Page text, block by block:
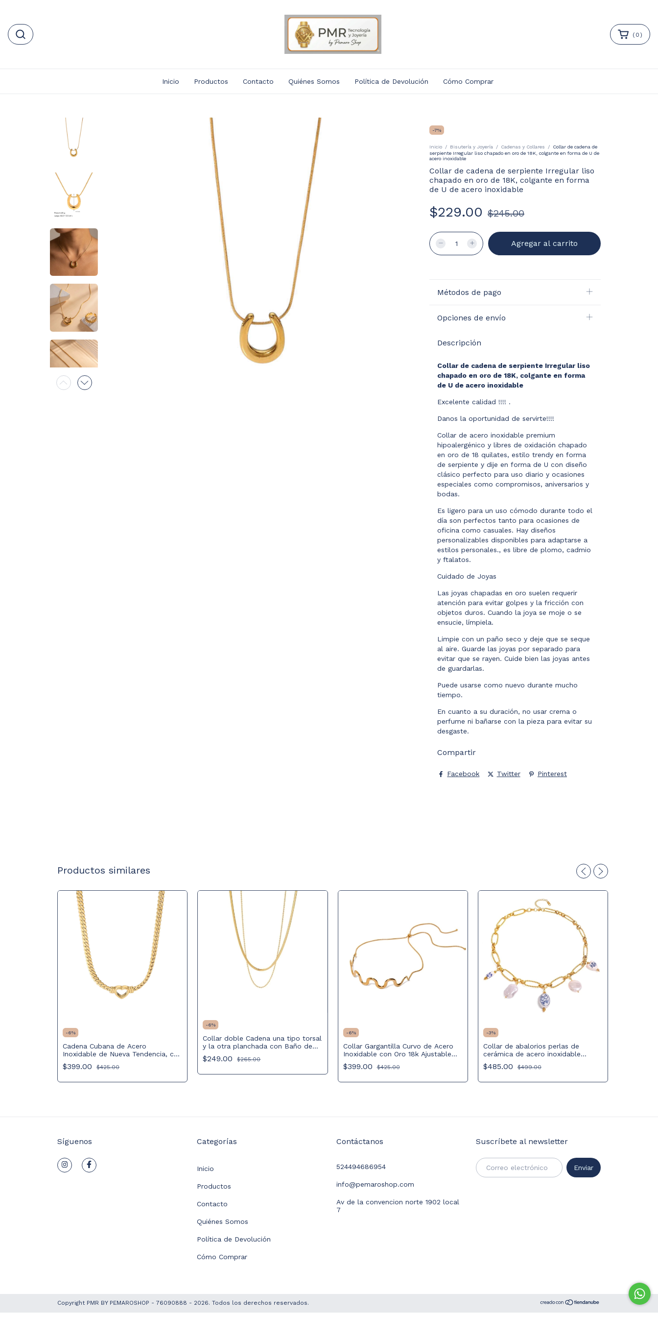
( 0 )
Inicio Productos Contacto Quiénes Somos Política de Devolución Cómo Comprar
-7%
Inicio / Bisutería y Joyería / Cadenas y Collares /
Collar de cadena de
serpiente Irregular liso chapado en oro de 18K, colgante en forma de U de
acero inoxidable
Collar de cadena de serpiente Irregular liso
chapado en oro de 18K, colgante en forma
de U de acero inoxidable
$229.00 $245.00
Métodos de pago
Opciones de envío
Descripción
Collar de cadena de serpiente Irregular liso
chapado en oro de 18K, colgante en forma
de U de acero inoxidable
Excelente calidad !!!! .
Danos la oportunidad de servirte!!!!
Collar de acero inoxidable premium
hipoalergénico y libres de oxidación chapado
en oro de 18 quilates, estilo trendy en forma
de serpiente y dije en forma de U con diseño
clásico perfecto para uso diario y ocasiones
especiales como compromisos, aniversarios y
bodas.
Es ligero para un uso cómodo durante todo el
día son perfectos tanto para ocasiones de
oficina como casuales. Hay diseños
personalizables disponibles para adaptarse a
estilos personales., es libre de plomo, cadmio
y ftalatos.
Cuidado de Joyas
Las joyas chapadas en oro suelen requerir
atención para evitar golpes y la fricción con
objetos duros. Cuando la joya se moje o se
ensucie, límpiela.
Limpie con un paño seco y deje que se seque
al aire. Guarde las joyas por separado para
evitar que se rayen. Cuide bien las joyas antes
de guardarlas.
Puede usarse como nuevo durante mucho
tiempo.
En cuanto a su duración, no usar crema o
perfume ni bañarse con la pieza para evitar su
desgaste.
Compartir
Facebook Twitter Pinterest
Productos similares
-6%
Cadena Cubana de Acero
Inoxidable de Nueva Tendencia, con
Colgante de Corazón Hueco,
$399.00 $425.00
-6%
Collar doble Cadena una tipo torsal
y la otra planchada con Baño de
Oro PVD de 18K
$249.00 $265.00
-6%
Collar Gargantilla Curvo de Acero
Inoxidable con Oro 18k Ajustable
Ondulado
$399.00 $425.00
-3%
Collar de abalorios perlas de
cerámica de acero inoxidable
bañado en oro de 18k
$485.00 $499.00
Síguenos Categorías
Inicio
Productos
Contacto
Quiénes Somos
Política de Devolución
Cómo Comprar
Contáctanos
524494686954
info@pemaroshop.com
Av de la convencion norte 1902 local
7
Suscríbete al newsletter
Copyright PMR BY PEMAROSHOP - 76090888 - 2026. Todos los derechos reservados.